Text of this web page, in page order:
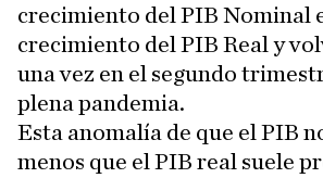
crecimiento del PIB Nominal
crecimiento del PIB Real y
una vez en el segundo
plena pandemia.
Esta anomalía de que el PIB
menos que el PIB real suele